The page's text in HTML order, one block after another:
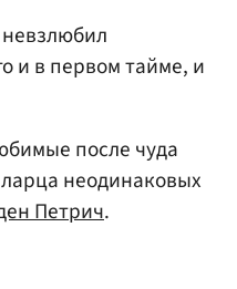
и в первом тайме, и
после чуда
неодинаковых
Петрич.